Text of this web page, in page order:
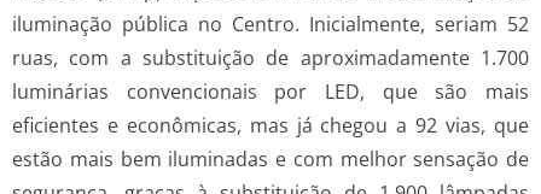
iluminação pública no Centro. Inicialmente, seriam 52
ruas, com a substituição de aproximadamente 1.700
luminárias convencionais por LED, que são mais
eficientes e econômicas, mas já chegou a 92 vias, que
estão mais bem iluminadas e com melhor sensação de